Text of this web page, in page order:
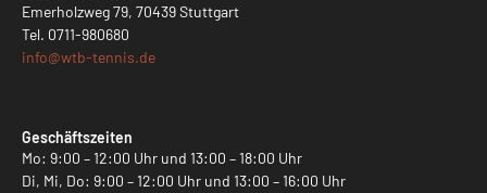
Emerholzweg 79, 70439 Stuttgart
Tel. 0711-980680
info@wtb-tennis.de
Geschäftszeiten
Mo: 9:00 – 12:00 Uhr und 13:00 – 18:00 Uhr
Di, Mi, Do: 9:00 – 12:00 Uhr und 13:00 – 16:00 Uhr